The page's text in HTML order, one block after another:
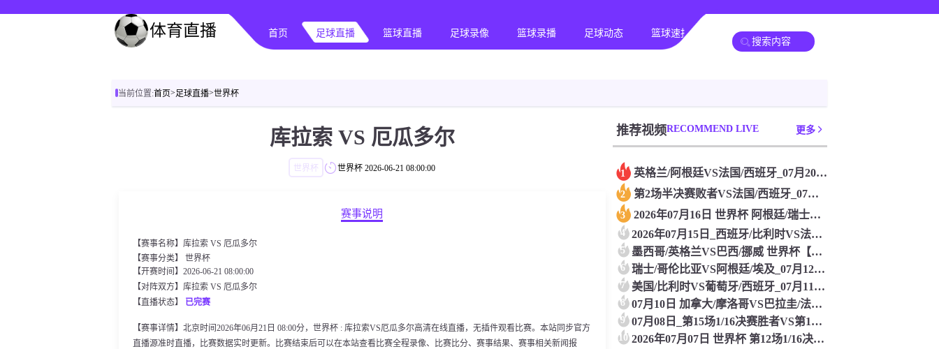
首页 足球直播 篮球直播 足球录像 篮球录播 足球动态 篮球速报 全球联赛
当前位置:首页>足球直播>世界杯
库拉索 VS 厄瓜多尔
世界杯 世界杯 2026-06-21 08:00:00
赛事说明
【赛事名称】库拉索 VS 厄瓜多尔
【赛事分类】 世界杯
【开赛时间】2026-06-21 08:00:00
【对阵双方】库拉索 VS 厄瓜多尔
【直播状态】 已完赛
【赛事详情】北京时间2026年06月21日 08:00分，世界杯 : 库拉索VS厄瓜多尔高清在线直播，无插件观看比赛。本站同步官方
直播源准时直播，比赛数据实时更新。比赛结束后可以在本站查看比赛全程录像、比赛比分、赛事结果、赛事相关新闻报
推荐视频RECOMMEND LIVE 更多
1 英格兰/阿根廷VS法国/西班牙_07月20日 世界杯高清直播
2 第2场半决赛败者VS法国/西班牙_07月19日 世界杯免费在
3 2026年07月16日 世界杯 阿根廷/瑞士VS挪威/英格兰
4 2026年07月15日_西班牙/比利时VS法国/摩洛哥 世界
5 墨西哥/英格兰VS巴西/挪威 世界杯【高清赛事直播】_202
6 瑞士/哥伦比亚VS阿根廷/埃及_07月12日 世界杯[在线观
7 美国/比利时VS葡萄牙/西班牙_07月11日 世界杯在线观看
8 07月10日 加拿大/摩洛哥VS巴拉圭/法国 世界杯 免费在
9 07月08日_第15场1/16决赛胜者VS第13场1/16决
10 2026年07月07日 世界杯 第12场1/16决赛胜者VS